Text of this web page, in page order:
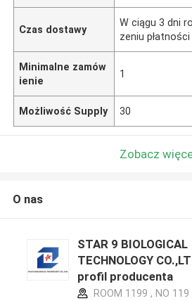
Czas dostawy
W ciągu 3 dni
zeniu płatności
Minimalne zamów
ienie
1
Możliwość Supply 30
Zobacz
O nas
STAR 9 BIOLOGICAL
TECHNOLOGY
profil producenta
ROOM 1199 , NO 119